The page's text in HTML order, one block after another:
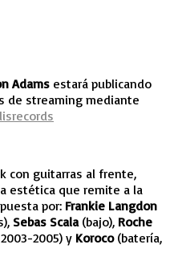
Adams estará publicando
de streaming mediante
con guitarras al frente,
estética que remite a la
por: Frankie Langdon
Sebas Scala (bajo), Roche
2005) y Koroco(batería,